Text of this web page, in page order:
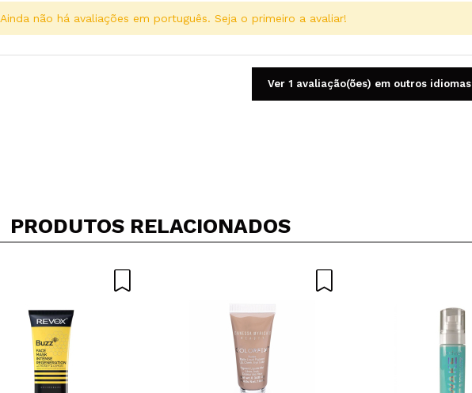
Ainda não há avaliações em português. Seja o primeiro a avaliar!
Ver 1 avaliação(ões) em outros idiomas
PRODUTOS RELACIONADOS